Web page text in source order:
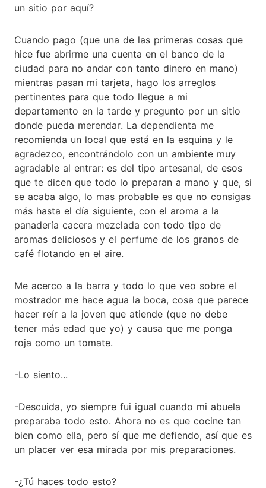
un sitio por aquí?
Cuando pago (que una de las primeras cosas que
hice fue abrirme una cuenta en el banco de la
ciudad para no andar con tanto dinero en mano)
mientras pasan mi tarjeta, hago los arreglos
pertinentes para que todo llegue a mi
departamento en la tarde y pregunto por un sitio
donde pueda merendar. La dependienta me
recomienda un local que está en la esquina y le
agradezco, encontrándolo con un ambiente muy
agradable al entrar: es del tipo artesanal, de esos
que te dicen que todo lo preparan a mano y que, si
se acaba algo, lo mas probable es que no consigas
más hasta el día siguiente, con el aroma a la
panadería cacera mezclada con todo tipo de
aromas deliciosos y el perfume de los granos de
café flotando en el aire.
Me acerco a la barra y todo lo que veo sobre el
mostrador me hace agua la boca, cosa que parece
hacer reír a la joven que atiende (que no debe
tener más edad que yo) y causa que me ponga
roja como un tomate.
-Lo siento...
-Descuida, yo siempre fui igual cuando mi abuela
preparaba todo esto. Ahora no es que cocine tan
bien como ella, pero sí que me defiendo, así que es
un placer ver esa mirada por mis preparaciones.
-¿Tú haces todo esto?